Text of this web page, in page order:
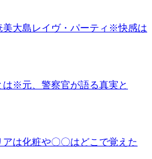
美大島レイヴ・パーティ※快感は
※元、警察官が語る真実と
は化粧や〇〇はどこで覚えた